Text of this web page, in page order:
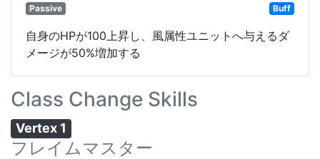
Passive Buff
自身のHPが100上昇し、風属性ユニットへ与えるダ
メージが50%増加する
Class Change Skills
Vertex 1
フレイムマスター